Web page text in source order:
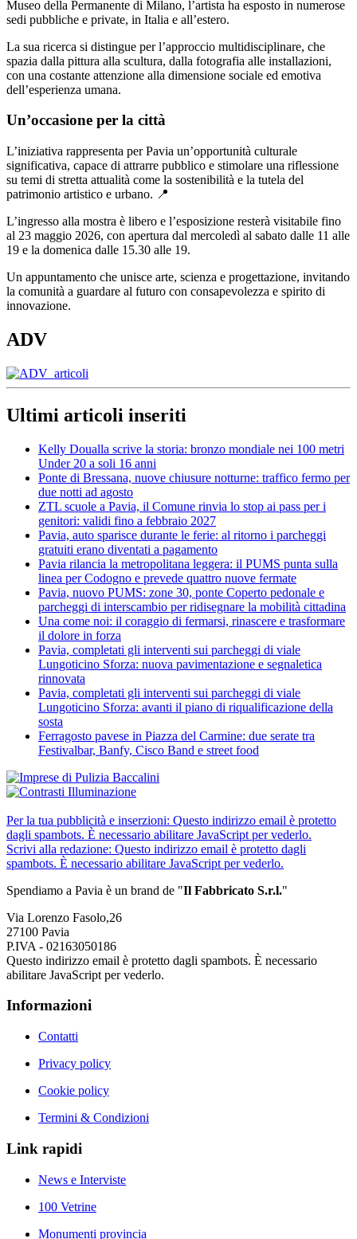
Museo della Permanente di Milano, l’artista ha esposto in numerose
sedi pubbliche e private, in Italia e all’estero.
La sua ricerca si distingue per l’approccio multidisciplinare, che
spazia dalla pittura alla scultura, dalla fotografia alle installazioni,
con una costante attenzione alla dimensione sociale ed emotiva
dell’esperienza umana.
Un’occasione per la città
L’iniziativa rappresenta per Pavia un’opportunità culturale
significativa, capace di attrarre pubblico e stimolare una riflessione
su temi di stretta attualità come la sostenibilità e la tutela del
patrimonio artistico e urbano. 📍
L’ingresso alla mostra è libero e l’esposizione resterà visitabile fino
al 23 maggio 2026, con apertura dal mercoledì al sabato dalle 11 alle
19 e la domenica dalle 15.30 alle 19.
Un appuntamento che unisce arte, scienza e progettazione, invitando
la comunità a guardare al futuro con consapevolezza e spirito di
innovazione.
ADV
Ultimi articoli inseriti
Kelly Doualla scrive la storia: bronzo mondiale nei 100 metri
Under 20 a soli 16 anni
Ponte di Bressana, nuove chiusure notturne: traffico fermo per
due notti ad agosto
ZTL scuole a Pavia, il Comune rinvia lo stop ai pass per i
genitori: validi fino a febbraio 2027
Pavia, auto sparisce durante le ferie: al ritorno i parcheggi
gratuiti erano diventati a pagamento
Pavia rilancia la metropolitana leggera: il PUMS punta sulla
linea per Codogno e prevede quattro nuove fermate
Pavia, nuovo PUMS: zone 30, ponte Coperto pedonale e
parcheggi di interscambio per ridisegnare la mobilità cittadina
Una come noi: il coraggio di fermarsi, rinascere e trasformare
il dolore in forza
Pavia, completati gli interventi sui parcheggi di viale
Lungoticino Sforza: nuova pavimentazione e segnaletica
rinnovata
Pavia, completati gli interventi sui parcheggi di viale
Lungoticino Sforza: avanti il piano di riqualificazione della
sosta
Ferragosto pavese in Piazza del Carmine: due serate tra
Festivalbar, Banfy, Cisco Band e street food
Per la tua pubblicità e inserzioni: Questo indirizzo email è protetto
dagli spambots. È necessario abilitare JavaScript per vederlo.
Scrivi alla redazione: Questo indirizzo email è protetto dagli
spambots. È necessario abilitare JavaScript per vederlo.
Spendiamo a Pavia è un brand de "Il Fabbricato S.r.l."
Via Lorenzo Fasolo,26
27100 Pavia
P.IVA - 02163050186
Questo indirizzo email è protetto dagli spambots. È necessario
abilitare JavaScript per vederlo.
Informazioni
Contatti
Privacy policy
Cookie policy
Termini & Condizioni
Link rapidi
News e Interviste
100 Vetrine
Monumenti provincia